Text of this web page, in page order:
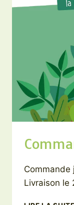
Commande
Livraison le